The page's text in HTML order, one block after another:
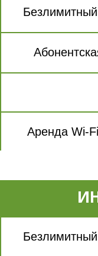
Аренда Wi-